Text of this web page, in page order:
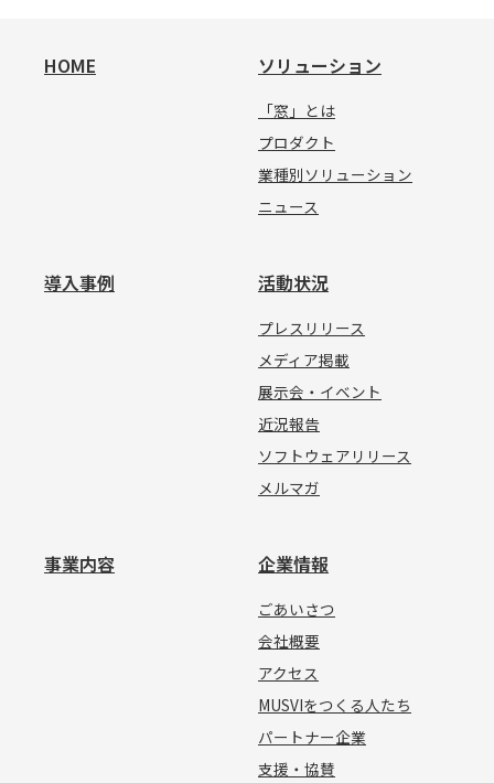
HOME ソリューション
「窓」とは
プロダクト
業種別ソリューション
ニュース
導入事例 活動状況
プレスリリース
メディア掲載
展示会・イベント
近況報告
ソフトウェアリリース
メルマガ
事業内容 企業情報
ごあいさつ
会社概要
アクセス
MUSVIをつくる人たち
パートナー企業
支援・協賛